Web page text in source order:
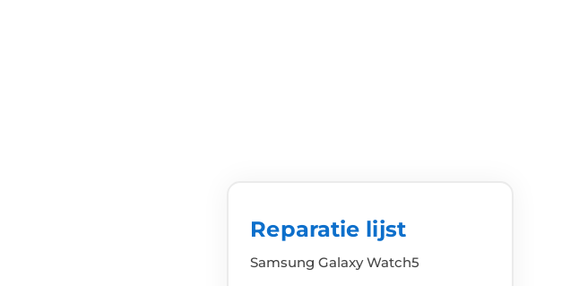
Reparatie lijst
Samsung Galaxy Watch5